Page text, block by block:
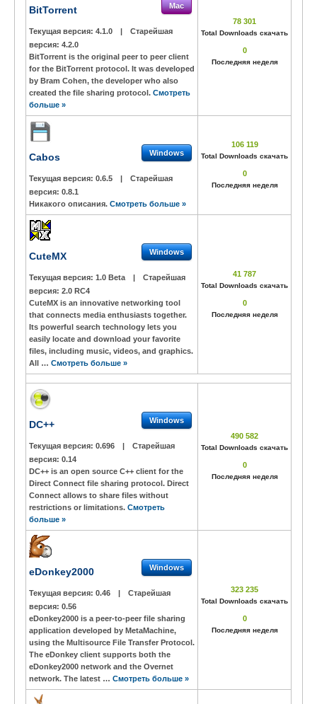
BitTorrent Mac
Текущая версия: 4.1.0 |
Старейшая
версия: 4.2.0
BitTorrent is the original peer to peer client
for the BitTorrent protocol. It was developed
by Bram Cohen, the developer who also
created the file sharing protocol. Смотреть
больше »
78 301
Total Downloads скачать
0
Последняя неделя
Cabos Windows
Текущая версия: 0.6.5 |
Старейшая
версия: 0.8.1
Никакого описания. Смотреть больше »
106 119
Total Downloads скачать
0
Последняя неделя
CuteMX Windows
Текущая версия: 1.0 Beta |
Старейшая
версия: 2.0 RC4
CuteMX is an innovative networking tool
that connects media enthusiasts together.
Its powerful search technology lets you
easily locate and download your favorite
files, including music, videos, and graphics.
All … Смотреть больше »
41 787
Total Downloads скачать
0
Последняя неделя
DC++ Windows
Текущая версия: 0.696 |
Старейшая
версия: 0.14
DC++ is an open source C++ client for the
Direct Connect file sharing protocol. Direct
Connect allows to share files without
restrictions or limitations. Смотреть
больше »
490 582
Total Downloads скачать
0
Последняя неделя
eDonkey2000 Windows
Текущая версия: 0.46 |
Старейшая
версия: 0.56
eDonkey2000 is a peer-to-peer file sharing
application developed by MetaMachine,
using the Multisource File Transfer Protocol.
The eDonkey client supports both the
eDonkey2000 network and the Overnet
network. The latest … Смотреть больше »
323 235
Total Downloads скачать
0
Последняя неделя